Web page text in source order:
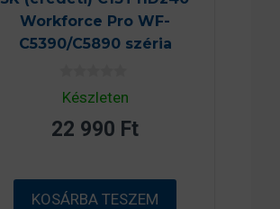
Workforce Pro WF-
C5390/C5890 széria
0
a
5
-
l
Készleten
22 990 Ft
KOSÁRBA TESZEM